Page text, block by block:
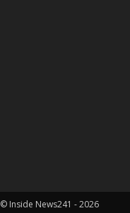
© Inside News241 - 2026